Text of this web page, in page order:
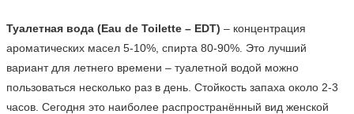
Туалетная вода (Eau de Toilette – EDT) – концентрация
ароматических масел 5-10%, спирта 80-90%. Это лучший
вариант для летнего времени – туалетной водой можно
пользоваться несколько раз в день. Стойкость запаха около 2-3
часов. Сегодня это наиболее распространённый вид женской